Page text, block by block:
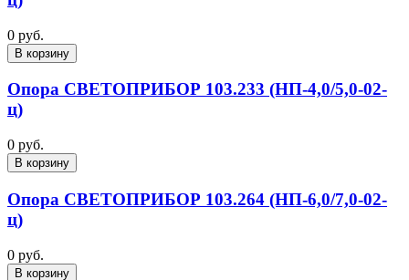
0 руб.
В корзину
Опора СВЕТОПРИБОР 103.233 (НП-4,0/5,0-02-
ц)
0 руб.
В корзину
Опора СВЕТОПРИБОР 103.264 (НП-6,0/7,0-02-
ц)
0 руб.
В корзину